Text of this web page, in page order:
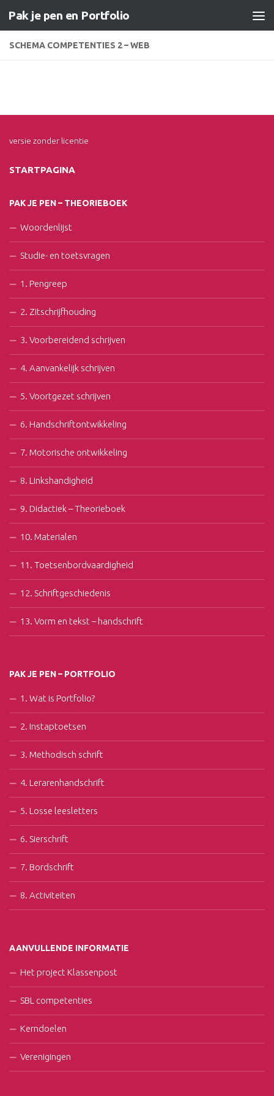
Doorgaan naar inhoud
Pak je pen en Portfolio
SCHEMA COMPETENTIES 2 – WEB
versie zonder licentie
STARTPAGINA
PAK JE PEN – THEORIEBOEK
Woordenlijst
Studie- en toetsvragen
1. Pengreep
2. Zitschrijfhouding
3. Voorbereidend schrijven
4. Aanvankelijk schrijven
5. Voortgezet schrijven
6. Handschriftontwikkeling
7. Motorische ontwikkeling
8. Linkshandigheid
9. Didactiek – Theorieboek
10. Materialen
11. Toetsenbordvaardigheid
12. Schriftgeschiedenis
13. Vorm en tekst – handschrift
PAK JE PEN – PORTFOLIO
1. Wat is Portfolio?
2. Instaptoetsen
3. Methodisch schrift
4. Lerarenhandschrift
5. Losse leesletters
6. Sierschrift
7. Bordschrift
8. Activiteiten
AANVULLENDE INFORMATIE
Het project Klassenpost
SBL competenties
Kerndoelen
Verenigingen